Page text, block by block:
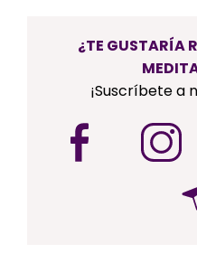
¿TE GUSTARÍA
¡Suscríbete a